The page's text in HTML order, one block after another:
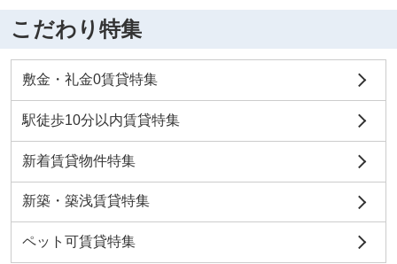
こだわり特集
敷金・礼金0賃貸特集
駅徒歩10分以内賃貸特集
新着賃貸物件特集
新築・築浅賃貸特集
ペット可賃貸特集